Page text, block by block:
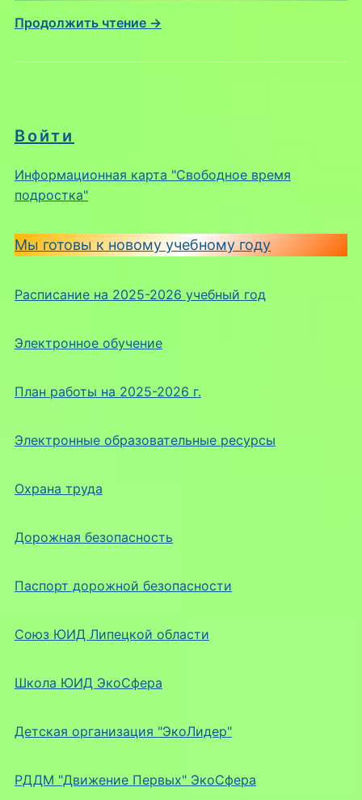
Войти
Информационная карта "Свободное время
подростка"
Мы готовы к новому учебному году
Расписание на 2025-2026 учебный год
Электронное обучение
План работы на 2025-2026 г.
Электронные образовательные ресурсы
Охрана труда
Дорожная безопасность
Паспорт дорожной безопасности
Союз ЮИД Липецкой области
Школа ЮИД ЭкоСфера
Детская организация "ЭкоЛидер"
РДДМ "Движение Первых" ЭкоСфера
Продолжить чтение →